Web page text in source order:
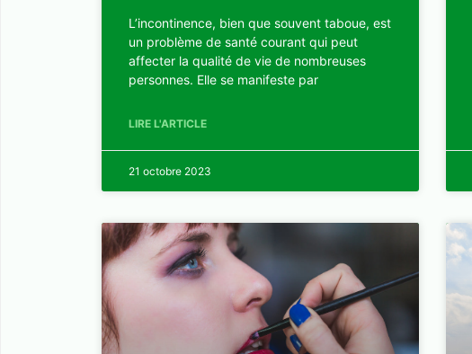
L’incontinence, bien que souvent taboue, est
un problème de santé courant qui peut
affecter la qualité de vie de nombreuses
personnes. Elle se manifeste par
LIRE L'ARTICLE
21 octobre 2023